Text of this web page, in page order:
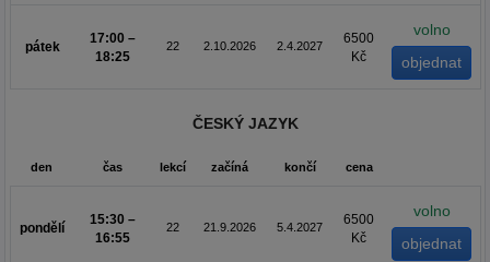
pátek
17:00 –
18:25
22 2.10.2026 2.4.2027
6500
Kč
volno
ČESKÝ JAZYK
den čas lekcí začíná končí cena
pondělí
15:30 –
16:55
22 21.9.2026 5.4.2027
6500
Kč
volno